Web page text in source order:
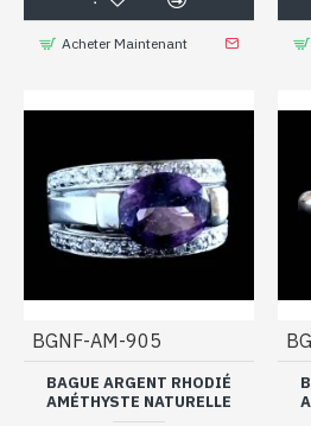
Acheter Maintenant
BGNF-AM-905
BAGUE ARGENT RHODIÉ
AMÉTHYSTE NATURELLE